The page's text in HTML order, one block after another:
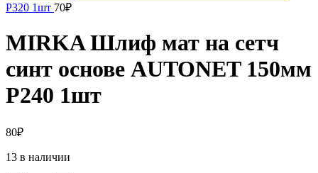
Р320 1шт 70₽
MIRKA Шлиф мат на сетч
синт основе AUTONET 150мм
Р240 1шт
80₽
13 в наличии